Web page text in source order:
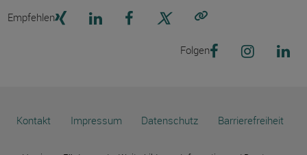
Empfehlen
Folgen
Kontakt Impressum Datenschutz Barrierefreiheit